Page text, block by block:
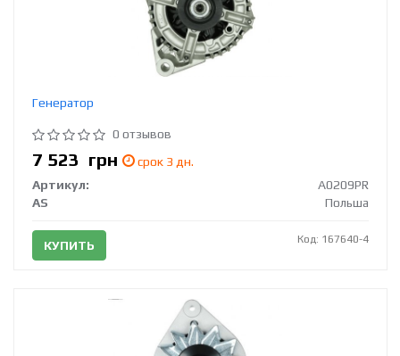
Генератор
0 отзывов
7 523 грн
срок 3 дн.
Артикул:
A0209PR
AS
Польша
КУПИТЬ Код: 167640-4